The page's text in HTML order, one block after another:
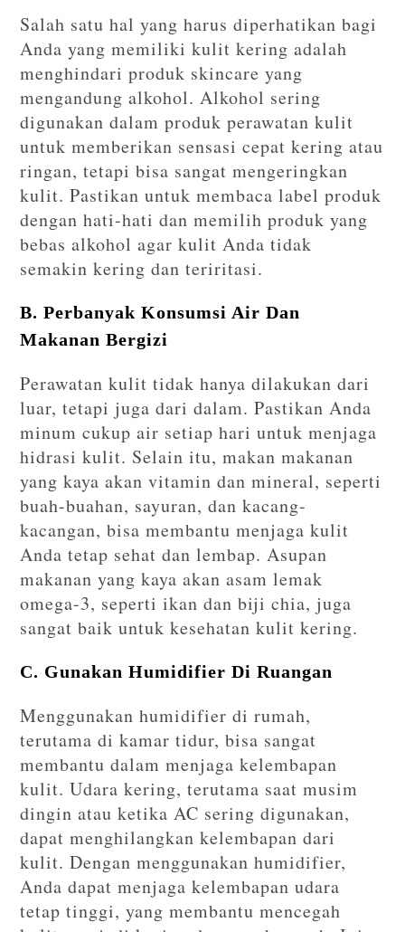
Salah satu hal yang harus diperhatikan bagi
Anda yang memiliki kulit kering adalah
menghindari produk skincare yang
mengandung alkohol. Alkohol sering
digunakan dalam produk perawatan kulit
untuk memberikan sensasi cepat kering atau
ringan, tetapi bisa sangat mengeringkan
kulit. Pastikan untuk membaca label produk
dengan hati-hati dan memilih produk yang
bebas alkohol agar kulit Anda tidak
semakin kering dan teriritasi.
B. Perbanyak Konsumsi Air Dan
Makanan Bergizi
Perawatan kulit tidak hanya dilakukan dari
luar, tetapi juga dari dalam. Pastikan Anda
minum cukup air setiap hari untuk menjaga
hidrasi kulit. Selain itu, makan makanan
yang kaya akan vitamin dan mineral, seperti
buah-buahan, sayuran, dan kacang-
kacangan, bisa membantu menjaga kulit
Anda tetap sehat dan lembap. Asupan
makanan yang kaya akan asam lemak
omega-3, seperti ikan dan biji chia, juga
sangat baik untuk kesehatan kulit kering.
C. Gunakan Humidifier Di Ruangan
Menggunakan humidifier di rumah,
terutama di kamar tidur, bisa sangat
membantu dalam menjaga kelembapan
kulit. Udara kering, terutama saat musim
dingin atau ketika AC sering digunakan,
dapat menghilangkan kelembapan dari
kulit. Dengan menggunakan humidifier,
Anda dapat menjaga kelembapan udara
tetap tinggi, yang membantu mencegah